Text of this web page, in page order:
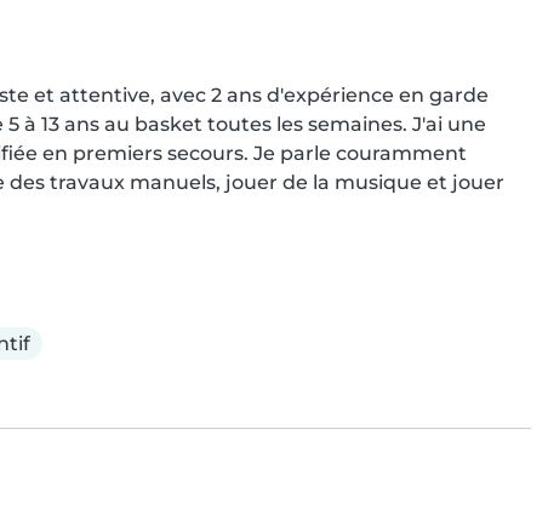
et attentive, avec 2 ans d'expérience en garde
13 ans au basket toutes les semaines. J'ai une
en premiers secours. Je parle couramment
des travaux manuels, jouer de la musique et jouer